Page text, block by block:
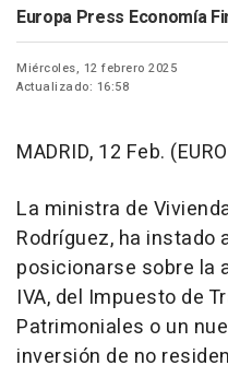
Europa Press Economía
Miércoles, 12 febrero 2025
Actualizado: 16:58
MADRID, 12 Feb.
La ministra de
Rodríguez, ha instado
posicionarse sobre la
IVA, del Impuesto de
Patrimoniales o un
inversión de no